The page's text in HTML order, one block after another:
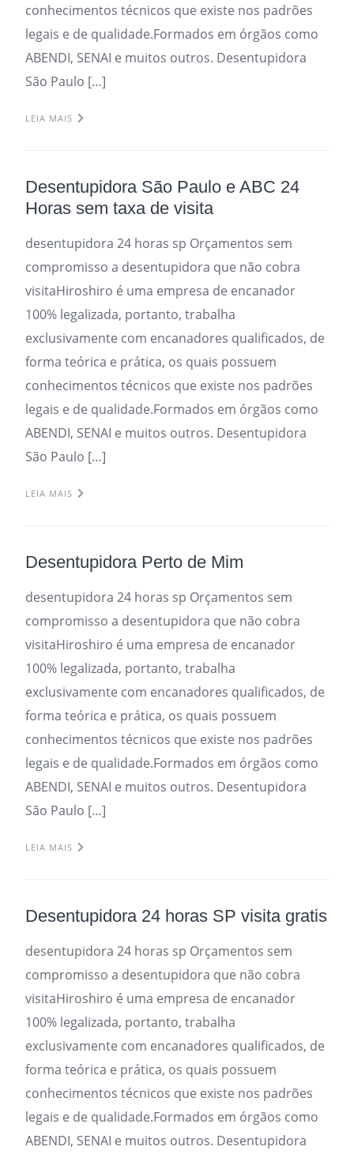
conhecimentos técnicos que existe nos padrões
legais e de qualidade.Formados em órgãos como
ABENDI, SENAI e muitos outros. Desentupidora
São Paulo […]
LEIA MAIS
Desentupidora São Paulo e ABC 24
Horas sem taxa de visita
desentupidora 24 horas sp Orçamentos sem
compromisso a desentupidora que não cobra
visitaHiroshiro é uma empresa de encanador
100% legalizada, portanto, trabalha
exclusivamente com encanadores qualificados, de
forma teórica e prática, os quais possuem
conhecimentos técnicos que existe nos padrões
legais e de qualidade.Formados em órgãos como
ABENDI, SENAI e muitos outros. Desentupidora
São Paulo […]
LEIA MAIS
Desentupidora Perto de Mim
desentupidora 24 horas sp Orçamentos sem
compromisso a desentupidora que não cobra
visitaHiroshiro é uma empresa de encanador
100% legalizada, portanto, trabalha
exclusivamente com encanadores qualificados, de
forma teórica e prática, os quais possuem
conhecimentos técnicos que existe nos padrões
legais e de qualidade.Formados em órgãos como
ABENDI, SENAI e muitos outros. Desentupidora
São Paulo […]
LEIA MAIS
Desentupidora 24 horas SP visita gratis
desentupidora 24 horas sp Orçamentos sem
compromisso a desentupidora que não cobra
visitaHiroshiro é uma empresa de encanador
100% legalizada, portanto, trabalha
exclusivamente com encanadores qualificados, de
forma teórica e prática, os quais possuem
conhecimentos técnicos que existe nos padrões
legais e de qualidade.Formados em órgãos como
ABENDI, SENAI e muitos outros. Desentupidora